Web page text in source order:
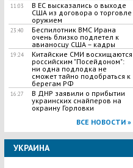
11:03
В ЕС высказались о выходе
США из договора о торговле
оружием
23:40
Беспилотник ВМС Ирана
очень близко подлетел к
авианосцу США – кадры
19:24
Китайские СМИ восхищаются
российским "Посейдоном":
ни одна подлодка не
сможет тайно подобраться к
берегам РФ
16:27
В ДНР заявили о прибытии
украинских снайперов на
окраину Горловки
ВСЕ НОВОСТИ »
УКРАИНА